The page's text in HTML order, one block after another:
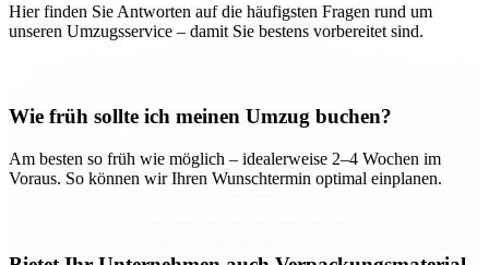
Hier finden Sie Antworten auf die häufigsten Fragen rund um
unseren Umzugsservice – damit Sie bestens vorbereitet sind.
Wie früh sollte ich meinen Umzug buchen?
Am besten so früh wie möglich – idealerweise 2–4 Wochen im
Voraus. So können wir Ihren Wunschtermin optimal einplanen.